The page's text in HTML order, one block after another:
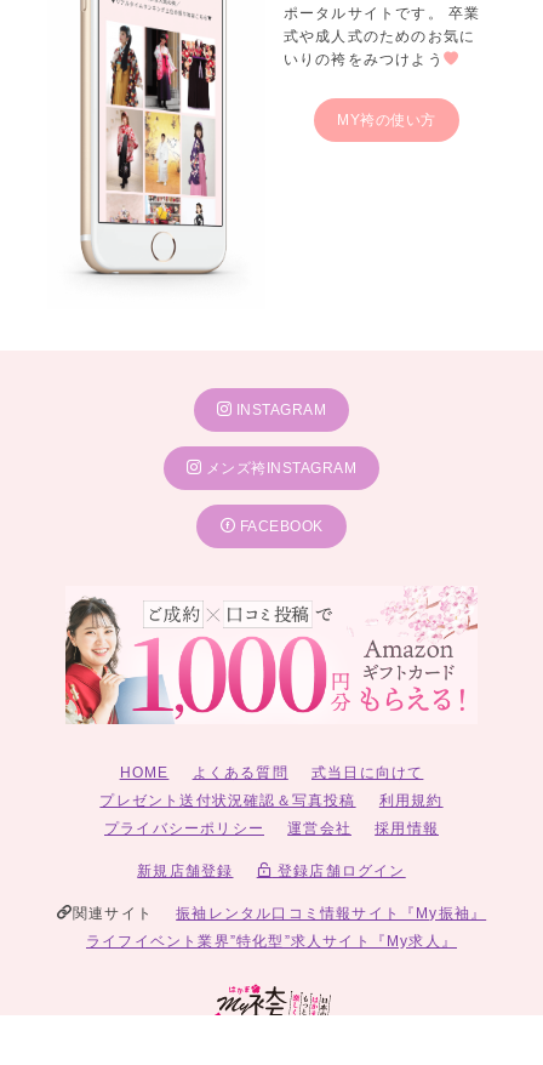
ポータルサイトです。 卒業
式や成人式のためのお気に
いりの袴をみつけよう
MY袴の使い方
INSTAGRAM
メンズ袴INSTAGRAM
FACEBOOK
HOME よくある質問
式当日に向けて
プレゼント送付状況確認＆写真投稿
利用規約
プライバシーポリシー
運営会社 採用情報
新規店舗登録 登録店舗ログイン
関連サイト
振袖レンタル口コミ情報サイト『My振袖』
ライフイベント業界”特化型”求人サイト『My求人』